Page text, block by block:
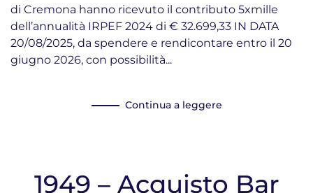
di Cremona hanno ricevuto il contributo 5xmille
dell’annualità IRPEF 2024 di € 32.699,33 IN DATA
20/08/2025, da spendere e rendicontare entro il 20
giugno 2026, con possibilità...
Continua a leggere
1949 – Acquisto Bar